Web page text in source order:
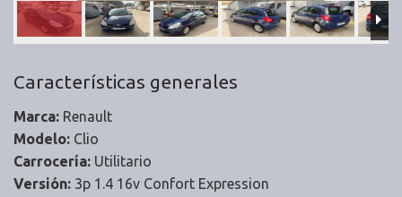
Características generales
Marca: Renault
Modelo: Clio
Carrocería: Utilitario
Versión: 3p 1.4 16v Confort Expression